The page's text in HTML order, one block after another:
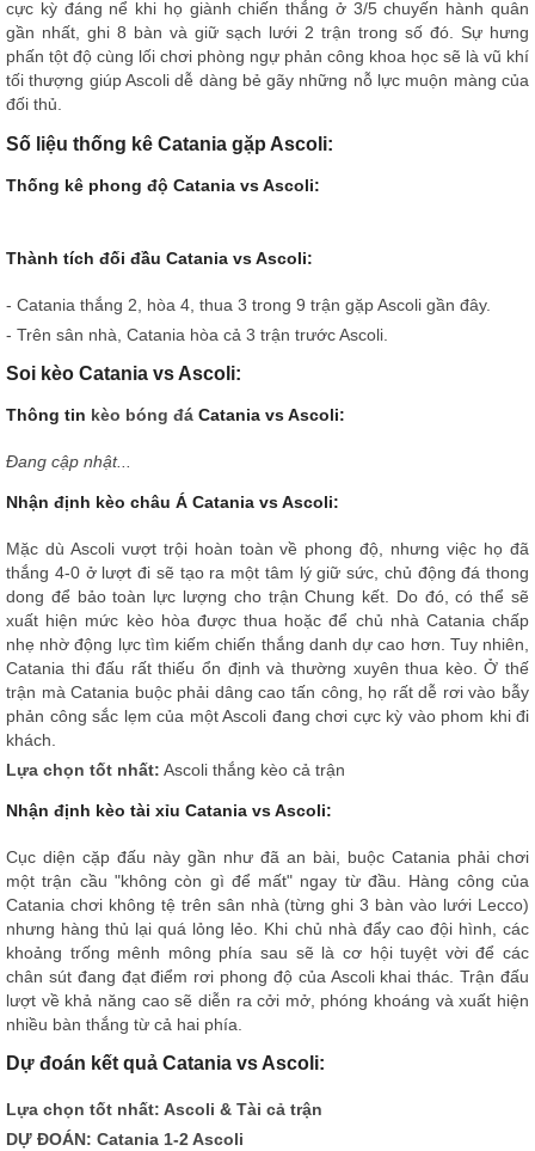
cực kỳ đáng nể khi họ giành chiến thắng ở 3/5 chuyến hành quân
gần nhất, ghi 8 bàn và giữ sạch lưới 2 trận trong số đó. Sự hưng
phấn tột độ cùng lối chơi phòng ngự phản công khoa học sẽ là vũ khí
tối thượng giúp Ascoli dễ dàng bẻ gãy những nỗ lực muộn màng của
đối thủ.
Số liệu thống kê Catania gặp Ascoli:
Thống kê phong độ Catania vs Ascoli:
Thành tích đối đầu Catania vs Ascoli:
- Catania thắng 2, hòa 4, thua 3 trong 9 trận gặp Ascoli gần đây.
- Trên sân nhà, Catania hòa cả 3 trận trước Ascoli.
Soi kèo Catania vs Ascoli:
Thông tin kèo bóng đá Catania vs Ascoli:
Đang cập nhật...
Nhận định kèo châu Á Catania vs Ascoli:
Mặc dù Ascoli vượt trội hoàn toàn về phong độ, nhưng việc họ đã
thắng 4-0 ở lượt đi sẽ tạo ra một tâm lý giữ sức, chủ động đá thong
dong để bảo toàn lực lượng cho trận Chung kết. Do đó, có thể sẽ
xuất hiện mức kèo hòa được thua hoặc để chủ nhà Catania chấp
nhẹ nhờ động lực tìm kiếm chiến thắng danh dự cao hơn. Tuy nhiên,
Catania thi đấu rất thiếu ổn định và thường xuyên thua kèo. Ở thế
trận mà Catania buộc phải dâng cao tấn công, họ rất dễ rơi vào bẫy
phản công sắc lẹm của một Ascoli đang chơi cực kỳ vào phom khi đi
khách.
Lựa chọn tốt nhất: Ascoli thắng kèo cả trận
Nhận định kèo tài xỉu Catania vs Ascoli:
Cục diện cặp đấu này gần như đã an bài, buộc Catania phải chơi
một trận cầu "không còn gì để mất" ngay từ đầu. Hàng công của
Catania chơi không tệ trên sân nhà (từng ghi 3 bàn vào lưới Lecco)
nhưng hàng thủ lại quá lỏng lẻo. Khi chủ nhà đẩy cao đội hình, các
khoảng trống mênh mông phía sau sẽ là cơ hội tuyệt vời để các
chân sút đang đạt điểm rơi phong độ của Ascoli khai thác. Trận đấu
lượt về khả năng cao sẽ diễn ra cởi mở, phóng khoáng và xuất hiện
nhiều bàn thắng từ cả hai phía.
Dự đoán kết quả Catania vs Ascoli:
Lựa chọn tốt nhất: Ascoli & Tài cả trận
DỰ ĐOÁN: Catania 1-2 Ascoli